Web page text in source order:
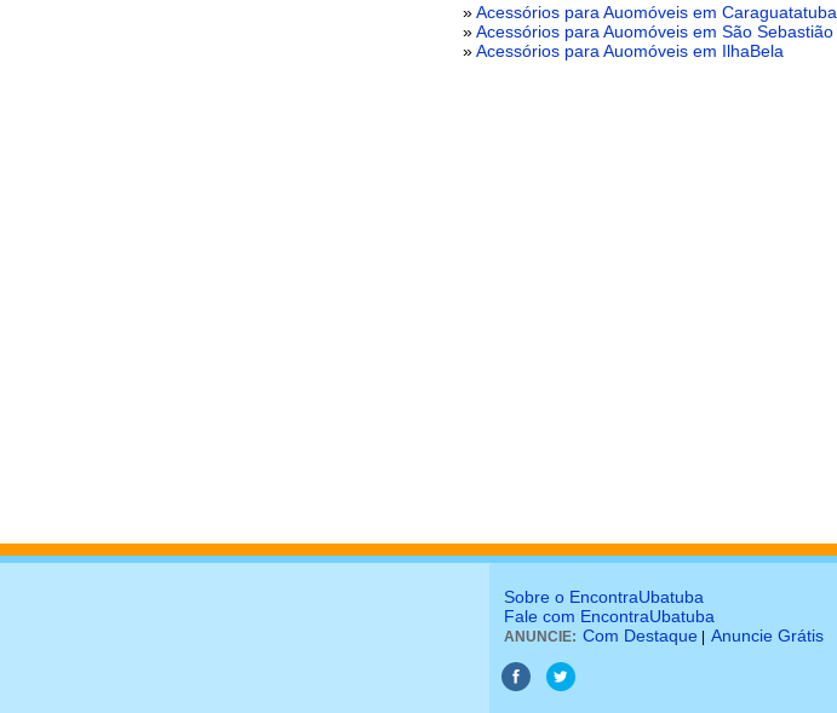
»Acessórios para Auomóveis em Caraguatatuba
»Acessórios para Auomóveis em São Sebastião
»Acessórios para Auomóveis em IlhaBela
Sobre o EncontraUbatuba
Fale com EncontraUbatuba
ANUNCIE: Com Destaque Anuncie Grátis